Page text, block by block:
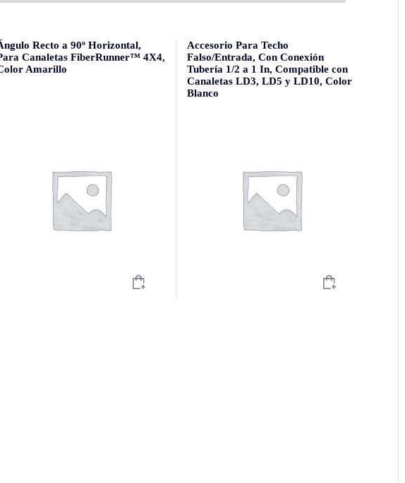
Recto a 90º Horizontal,
Canaletas FiberRunner™ 4X4,
Amarillo
Accesorio Para Techo
Falso/Entrada, Con Conexión
Tubería 1/2 a 1 In, Compatible con
Canaletas LD3, LD5 y LD10, Color
Blanco